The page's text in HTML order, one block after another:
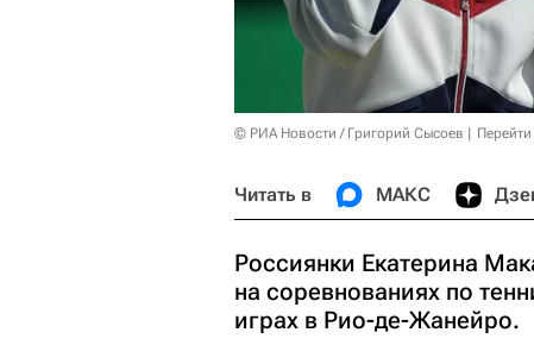
© РИА Новости / Григорий Сысоев
Читать в МАКС
Россиянки Екатерина
на соревнованиях по
играх в Рио-де-Жанейро.